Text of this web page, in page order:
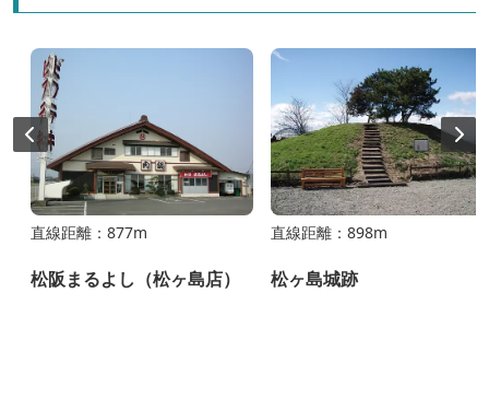
直線距離：877m
松阪まるよし（松ヶ島店）
直線距離：898m
松ヶ島城跡